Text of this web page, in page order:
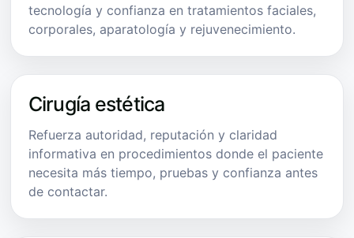
tecnología y confianza en tratamientos faciales,
corporales, aparatología y rejuvenecimiento.
Cirugía estética
Refuerza autoridad, reputación y claridad
informativa en procedimientos donde el paciente
necesita más tiempo, pruebas y confianza antes
de contactar.